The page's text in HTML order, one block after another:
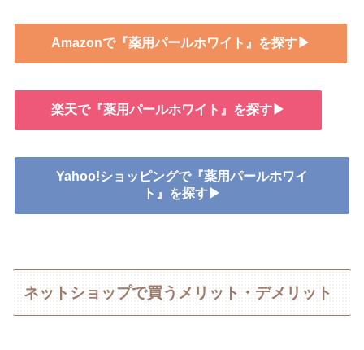
Amazonで『薬用パールホワイト』を探す▶
楽天で『薬用パールホワイト』を探す▶
Yahoo!ショッピングで『薬用パールホワイ
ト』を探す▶
ネットショップで買うメリット・デメリット